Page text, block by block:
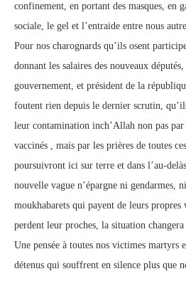
confinement, en portant des masques, en
sociale, le gel et l’entraide entre nous
Pour nos charognards qu’ils osent
donnant les salaires des nouveaux
gouvernement, et président de la
foutent rien depuis le dernier scrutin,
leur contamination inch’Allah non pas
vaccinés , mais par les prières de toutes
poursuivront ici sur terre et dans l’au-
nouvelle vague n’épargne ni gendarmes,
moukhabarets qui payent de leurs
perdent leur proches, la situation
Une pensée à toutes nos victimes martyrs
détenus qui souffrent en silence plus que